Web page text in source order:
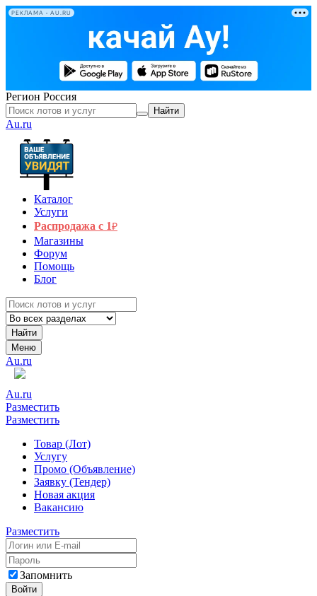
РЕКЛАМА • AU.RU
Регион Россия
Найти
Au.ru
Каталог
Услуги
Распродажа с 1₽
Магазины
Форум
Помощь
Блог
Найти
Меню
Au.ru
Au.ru
Разместить
Разместить
Товар (Лот)
Услугу
Промо (Объявление)
Заявку (Тендер)
Новая акция
Вакансию
Разместить
Запомнить
Войти